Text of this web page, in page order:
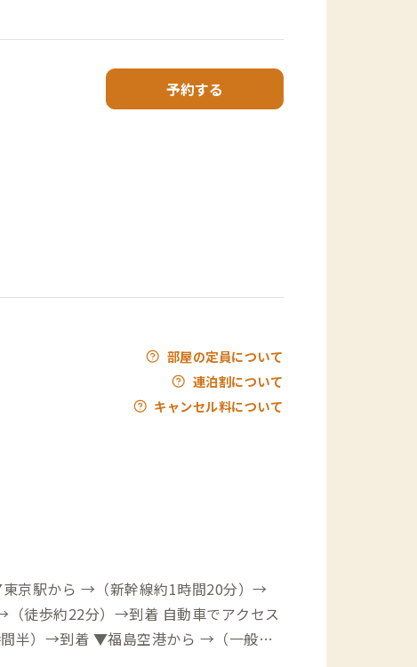
予約する
部屋の定員について
連泊割について
キャンセル料について
約1時間20分）→
半）→到着 ▼福島空港から →（一般道1